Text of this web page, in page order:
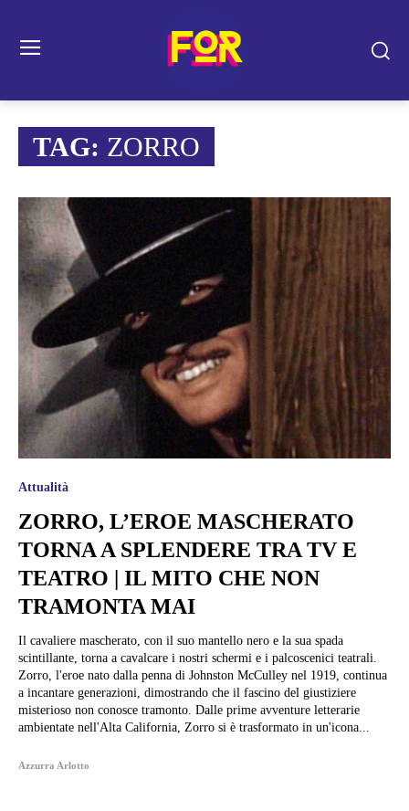
TAG: ZORRO
Attualità
ZORRO, L’EROE MASCHERATO
TORNA A SPLENDERE TRA TV E
TEATRO | IL MITO CHE NON
TRAMONTA MAI
Il cavaliere mascherato, con il suo mantello nero e la sua spada
scintillante, torna a cavalcare i nostri schermi e i palcoscenici teatrali.
Zorro, l'eroe nato dalla penna di Johnston McCulley nel 1919, continua
a incantare generazioni, dimostrando che il fascino del giustiziere
misterioso non conosce tramonto. Dalle prime avventure letterarie
ambientate nell'Alta California, Zorro si è trasformato in un'icona...
Azzurra Arlotto